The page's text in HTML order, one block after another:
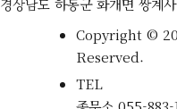
경상남도 하동군 화개면 쌍계
Copyright ©
Reserved.
TEL